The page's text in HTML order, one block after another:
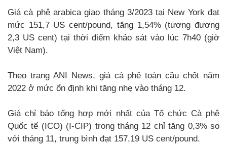
Giá cà phê arabica giao tháng 3/2023 tại New York đạt
mức 151,7 US cent/pound, tăng 1,54% (tương đương
2,3 US cent) tại thời điểm khảo sát vào lúc 7h40 (giờ
Việt Nam).
Theo trang ANI News, giá cà phê toàn cầu chốt năm
2022 ở mức ổn định khi tăng nhẹ vào tháng 12.
Giá chỉ báo tổng hợp mới nhất của Tổ chức Cà phê
Quốc tế (ICO) (I-CIP) trong tháng 12 chỉ tăng 0,3% so
với tháng 11, trung bình đạt 157,19 US cent/pound.